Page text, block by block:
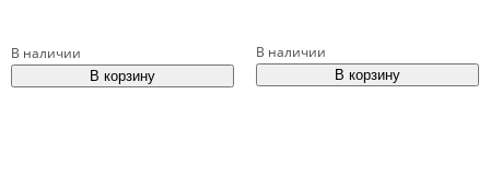
В наличии В наличии